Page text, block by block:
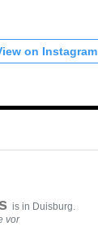
on Instagram
is in Duisburg.
vor